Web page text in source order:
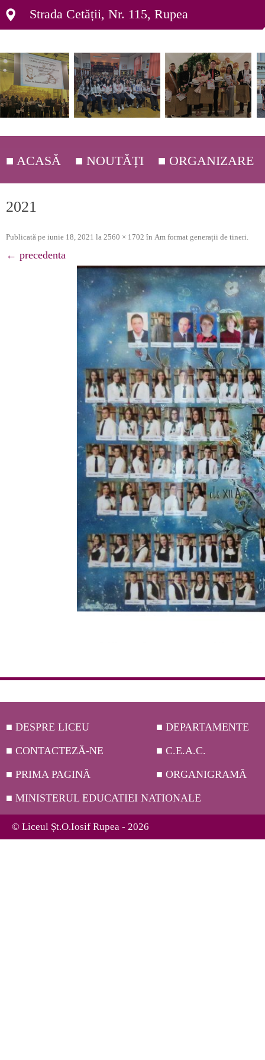
Strada Cetății, Nr. 115, Rupea
■ ACASĂ ■ NOUTĂȚI ■ ORGANIZARE
■ C.E.A.C. ▸
■ CARTOGRAFIE
■ SALARIZARE ȘI
■ LEGISLAȚIE ▸
■ ORARE
2021
Publicată pe iunie 18, 2021 la 2560 × 1702 în Am format generații de tineri.
← precedenta
■ DESPRE LICEU
■ DEPARTAMENTE
■ CONTACTEZĂ-NE
■ C.E.A.C.
■ PRIMA PAGINĂ
■ ORGANIGRAMĂ
■ MINISTERUL EDUCATIEI NATIONALE
© Liceul Șt.O.Iosif Rupea - 2026